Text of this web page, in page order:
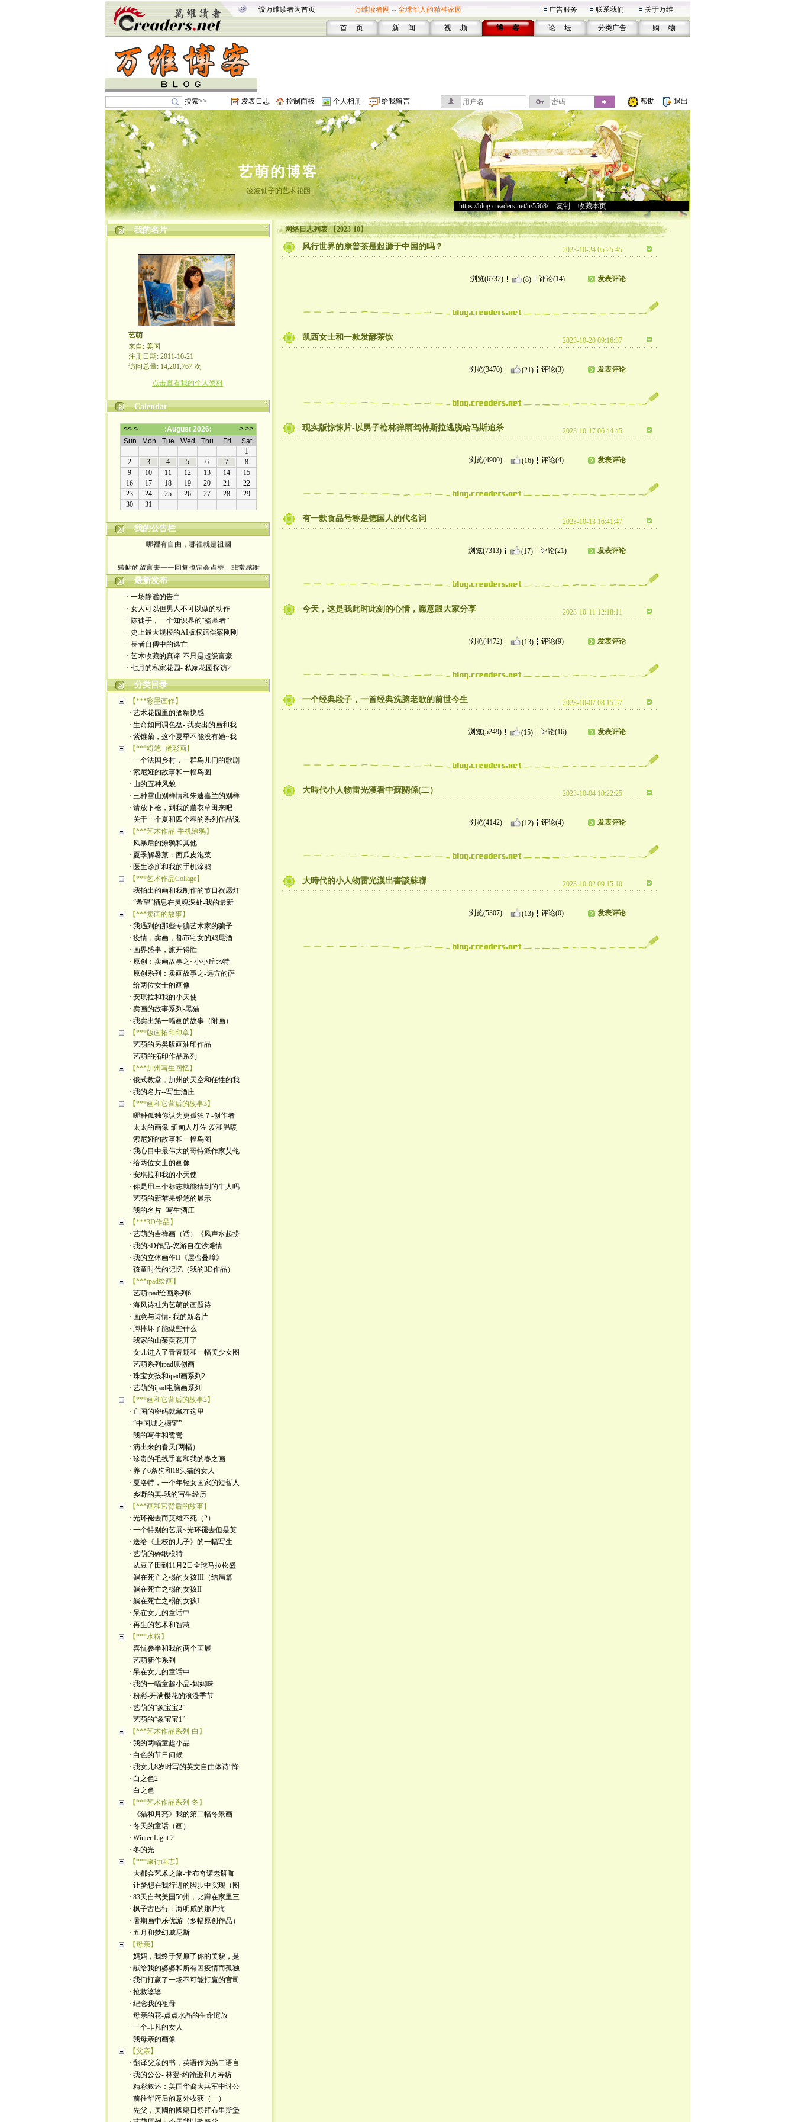
设万维读者为首页 万维读者网 -- 全球华人的精神家园 广告服务 联系我们 关于万维
首 页 新 闻 视 频 博 客 论 坛 分类广告 购 物
搜索>> 发表日志 控制面板 个人相册 给我留言 帮助 退出
艺萌的博客
凌波仙子的艺术花园
https://blog.creaders.net/u/5568/> 复制 收藏本页
我的名片
艺萌
来自: 美国
注册日期: 2011-10-21
访问总量: 14,201,767 次
点击查看我的个人资料
Calendar
我的公告栏
哪裡有自由，哪裡就是祖國
转帖的留言未一一回复也定会点赞。非常感谢
yimengling53@yahoo.com
有意收藏者请私信我，感谢一贯支持
政治转载不一定代表本人意见
艺术博客：https://yimengl.blog
目录中标注星号的为本人艺术原创
最新发布
· 一场静谧的告白
· 女人可以但男人不可以做的动作
· 陈徒手，一个知识界的“盗墓者”
· 史上最大规模的AI版权赔偿案刚刚
· 長者自傳中的逃亡
· 艺术收藏的真谛-不只是超级富豪
· 七月的私家花园- 私家花园探访2
分类目录
【***彩墨画作】
· 艺术花园里的酒精快感
· 生命如同调色盘- 我卖出的画和我
· 紫锥菊，这个夏季不能没有她~我
【***粉笔+蛋彩画】
· 一个法国乡村，一群鸟儿们的歌剧
· 索尼娅的故事和一幅鸟图
· 山的五种风貌
· 三种雪山别样情和朱迪嘉兰的别样
· 请放下枪，到我的薰衣草田来吧
· 关于一个夏和四个春的系列作品说
【***艺术作品-手机涂鸦】
· 风暴后的涂鸦和其他
· 夏季解暑菜：西瓜皮泡菜
· 医生诊所和我的手机涂鸦
【***艺术作品Collage】
· 我拍出的画和我制作的节日祝愿灯
· “希望”栖息在灵魂深处-我的最新
【***卖画的故事】
· 我遇到的那些专骗艺术家的骗子
· 疫情，卖画，都市宅女的鸡尾酒
· 画界盛事，旗开得胜
· 原创：卖画故事之~小小丘比特
· 原创系列：卖画故事之-远方的萨
· 给两位女士的画像
· 安琪拉和我的小天使
· 卖画的故事系列-黑猫
· 我卖出第一幅画的故事（附画）
【***版画拓印印章】
· 艺萌的另类版画油印作品
· 艺萌的拓印作品系列
【***加州写生回忆】
· 俄式教堂，加州的天空和任性的我
· 我的名片--写生酒庄
【***画和它背后的故事3】
· 哪种孤独你认为更孤独？-创作者
· 太太的画像·缅甸人丹佐·爱和温暖
· 索尼娅的故事和一幅鸟图
· 我心目中最伟大的哥特派作家艾伦
· 给两位女士的画像
· 安琪拉和我的小天使
· 你是用三个标志就能猜到的牛人吗
· 艺萌的新苹果铅笔的展示
· 我的名片--写生酒庄
【***3D作品】
· 艺萌的吉祥画（话）《风声水起捞
· 我的3D作品-悠游自在沙滩情
· 我的立体画作II《层峦叠嶂》
· 孩童时代的记忆（我的3D作品）
【***ipad绘画】
· 艺萌ipad绘画系列6
· 海风诗社为艺萌的画题诗
· 画意与诗情- 我的新名片
· 脚摔坏了能做些什么
· 我家的山茱萸花开了
· 女儿进入了青春期和一幅美少女图
· 艺萌系列ipad原创画
· 珠宝女孩和ipad画系列2
· 艺萌的ipad电脑画系列
【***画和它背后的故事2】
· 亡国的密码就藏在这里
· “中国城之橱窗”
· 我的写生和鹭鸶
· 滴出来的春天(两幅）
· 珍贵的毛线手套和我的春之画
· 养了6条狗和18头猫的女人
· 夏洛特，一个年轻女画家的短暂人
· 乡野的美-我的写生经历
【***画和它背后的故事】
· 光环褪去而英雄不死（2）
· 一个特别的艺展~光环褪去但是英
· 送给《上校的儿子》的一幅写生
· 艺萌的碎纸模特
· 从豆子田到11月2日全球马拉松盛
· 躺在死亡之榻的女孩III（结局篇
· 躺在死亡之榻的女孩II
· 躺在死亡之榻的女孩I
· 呆在女儿的童话中
· 再生的艺术和智慧
【***水粉】
· 喜忧参半和我的两个画展
· 艺萌新作系列
· 呆在女儿的童话中
· 我的一幅童趣小品-妈妈味
· 粉彩-开满樱花的浪漫季节
· 艺萌的“象宝宝2”
· 艺萌的“象宝宝1”
【***艺术作品系列-白】
· 我的两幅童趣小品
· 白色的节日问候
· 我女儿8岁时写的英文自由体诗“降
· 白之色2
· 白之色
【***艺术作品系列-冬】
· 《猫和月亮》我的第二幅冬景画
· 冬天的童话（画）
· Winter Light 2
· 冬的光
【***旅行画志】
· 大都会艺术之旅-卡布奇诺老牌咖
· 让梦想在我行进的脚步中实现（图
· 83天自驾美国50州，比蹲在家里三
· 枫子古巴行：海明威的那片海
· 暑期画中乐优游（多幅原创作品）
· 五月和梦幻威尼斯
【母亲】
· 妈妈，我终于复原了你的美貌，是
· 献给我的婆婆和所有因疫情而孤独
· 我们打赢了一场不可能打赢的官司
· 抢救婆婆
· 纪念我的祖母
· 母亲的花-点点水晶的生命绽放
· 一个非凡的女人
· 我母亲的画像
【父亲】
· 翻译父亲的书，英语作为第二语言
· 我的公公- 林登·约翰逊和万寿纺
· 精彩叙述：美国华裔大兵军中讨公
· 前往华府后的意外收获（一）
· 先父，美國的國殤日祭拜布里斯堡
网络日志列表 【2023-10】
风行世界的康普茶是起源于中国的吗？ 2023-10-24 05:25:45
浏览(6732) (8) 评论(14) 发表评论
凯西女士和一款发酵茶饮 2023-10-20 09:16:37
浏览(3470) (21) 评论(3) 发表评论
现实版惊悚片-以男子枪林弹雨驾特斯拉逃脱哈马斯追杀 2023-10-17 06:44:45
浏览(4900) (16) 评论(4) 发表评论
有一款食品号称是德国人的代名词 2023-10-13 16:41:47
浏览(7313) (17) 评论(21) 发表评论
今天，这是我此时此刻的心情，愿意跟大家分享 2023-10-11 12:18:11
浏览(4472) (13) 评论(9) 发表评论
一个经典段子，一首经典洗脑老歌的前世今生 2023-10-07 08:15:57
浏览(5249) (15) 评论(16) 发表评论
大時代小人物雷光漢看中蘇關係(二） 2023-10-04 10:22:25
浏览(4142) (12) 评论(4) 发表评论
大時代的小人物雷光漢出書談蘇聯 2023-10-02 09:15:10
浏览(5307) (13) 评论(0) 发表评论